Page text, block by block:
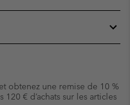
obtenez une remise de 10 %
€ d’achats sur les articles